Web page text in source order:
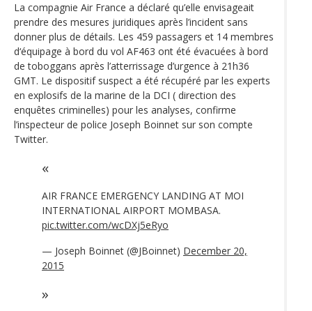
La compagnie Air France a déclaré qu’elle envisageait
prendre des mesures juridiques après l’incident sans
donner plus de détails. Les 459 passagers et 14 membres
d‘équipage à bord du vol AF463 ont été évacuées à bord
de toboggans après l’atterrissage d’urgence à 21h36
GMT. Le dispositif suspect a été récupéré par les experts
en explosifs de la marine de la DCI ( direction des
enquêtes criminelles) pour les analyses, confirme
l’inspecteur de police Joseph Boinnet sur son compte
Twitter.
AIR FRANCE EMERGENCY LANDING AT MOI
INTERNATIONAL AIRPORT MOMBASA.
pic.twitter.com/wcDXj5eRyo
— Joseph Boinnet (@JBoinnet) December 20,
2015